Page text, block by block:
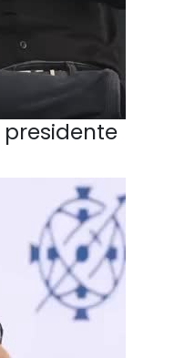
presidente